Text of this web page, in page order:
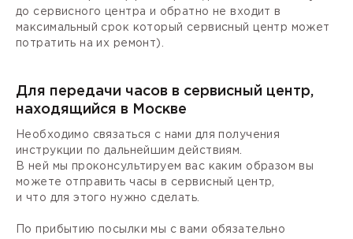
до сервисного центра и обратно не входит в
максимальный срок который сервисный центр может
потратить на их ремонт).
Для передачи часов в сервисный центр,
находящийся в Москве
Необходимо связаться с нами для получения
инструкции по дальнейшим действиям.
В ней мы проконсультируем вас каким образом вы
можете отправить часы в сервисный центр,
и что для этого нужно сделать.
По прибытию посылки мы с вами обязательно